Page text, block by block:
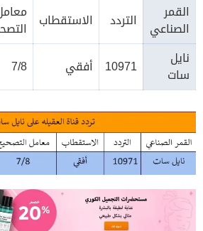
القمر
الصناعي التردد الاستقطاب
نايل
سات 10971 أفقي 7/8